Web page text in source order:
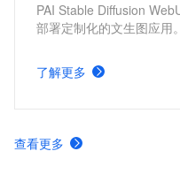
PAI Stable Diffusion
部署定制化的文生图应用
数。具有分钟级部署上线
署方案，参数可定制化调
了解更多
查看更多